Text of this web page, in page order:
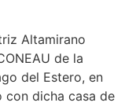
Altamirano
de la
del Estero, en
con dicha casa de